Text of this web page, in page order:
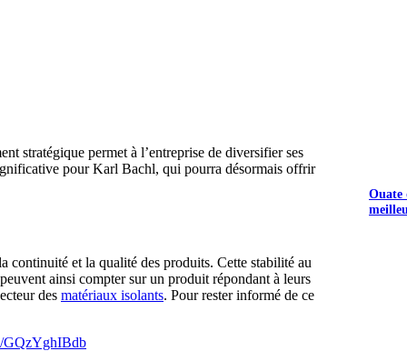
stratégique permet à l’entreprise de diversifier ses
pour Karl Bachl, qui pourra désormais offrir
continuité et la qualité des produits. Cette stabilité au
ainsi compter sur un produit répondant à leurs
des matériaux isolants. Pour rester informé de ce
GQzYghIBdb
Ouate